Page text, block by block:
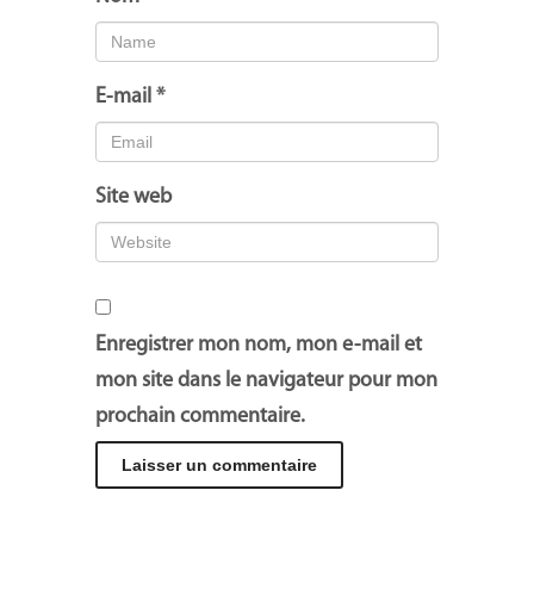
E-mail *
Site web
Enregistrer mon nom, mon e-mail et
mon site dans le navigateur pour mon
prochain commentaire.